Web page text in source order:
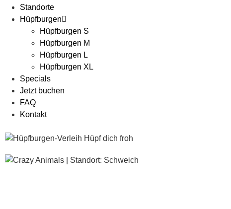
Standorte
Hüpfburgen
Hüpfburgen S
Hüpfburgen M
Hüpfburgen L
Hüpfburgen XL
Specials
Jetzt buchen
FAQ
Kontakt